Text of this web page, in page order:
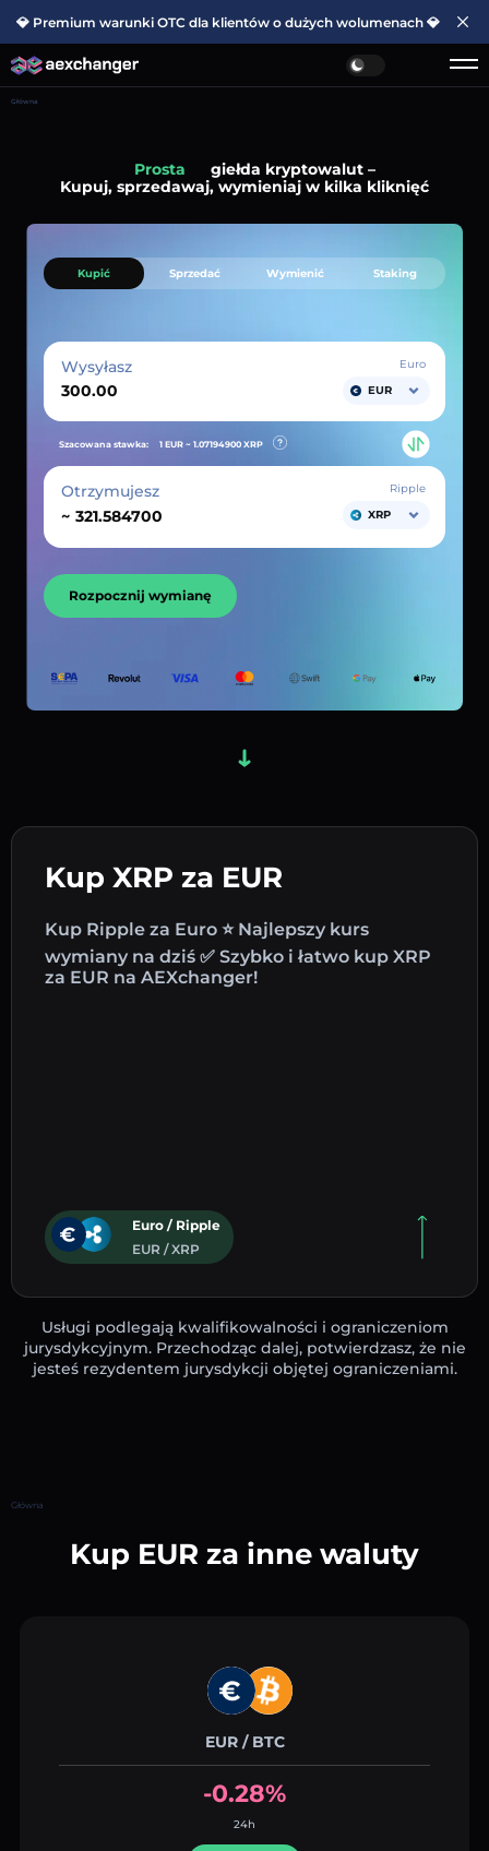
💎 Premium warunki OTC dla klientów o dużych wolumenach 💎
Główna
Szybka
giełda kryptowalut –
Kupuj, sprzedawaj, wymieniaj w kilka kliknięć
Kup XRP za EUR
Kup Ripple za Euro ⭐ Najlepszy kurs
wymiany na dziś ✅ Szybko i łatwo kup XRP
za EUR na AEXchanger!
Euro / Ripple
EUR / XRP
Kupić Sprzedać Wymienić Staking
Wysyłasz
Euro
EUR
Szacowana stawka: 1 EUR ~ 1.07194900 XRP
Otrzymujesz
~
Ripple
XRP
Rozpocznij wymianę
Usługi podlegają kwalifikowalności i ograniczeniom
jurysdykcyjnym. Przechodząc dalej, potwierdzasz, że nie
jesteś rezydentem jurysdykcji objętej ograniczeniami.
Główna
Kup EUR za inne waluty
EUR / BTC
-0.28%
24h